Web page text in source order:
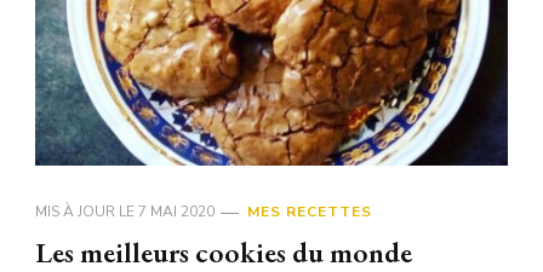
MIS À JOUR LE7 MAI 2020 MES RECETTES
Les meilleurs cookies du monde